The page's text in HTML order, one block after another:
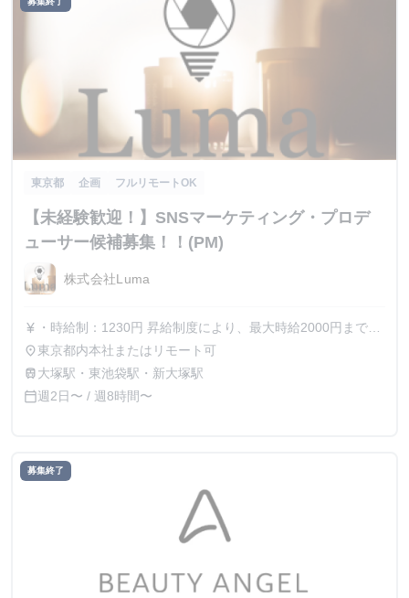
東京都 企画 フルリモートOK
【未経験歓迎！】SNSマーケティング・プロデ
ューサー候補募集！！(PM)
株式会社Luma
currency_yen ・時給制：1230円 昇給制度により、最大時給2000円までス
テップアップ可能です 皆様もマネージャーとしてご活躍い
ただいた場合はそのようなポジションもご用意しておりま
place東京都内本社またはリモート可
train 大塚駅・東池袋駅・新大塚駅
calendar_today週2日〜 / 週8時間〜
募集終了